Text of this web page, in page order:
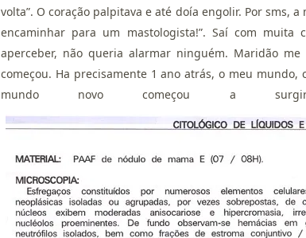
volta”. O coração palpitava e até doía engolir. Por sms,
encaminhar para um mastologista!”. Saí com
aperceber, não queria alarmar ninguém. Maridão
começou. Ha precisamente 1 ano atrás, o meu
mundo novo começou a